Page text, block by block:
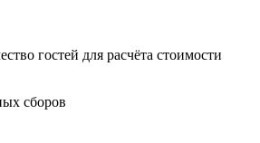
гостей для расчёта стоимости
сборов